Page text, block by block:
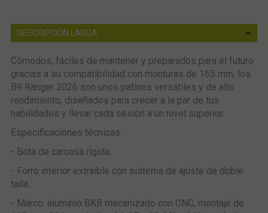
DESCRIPCIÓN LARGA
Cómodos, fáciles de mantener y preparados para el futuro
gracias a su compatibilidad con monturas de 165 mm, los
B9 Ranger 2026 son unos patines versátiles y de alto
rendimiento, diseñados para crecer a la par de tus
habilidades y llevar cada sesión a un nivel superior.
Especificaciones técnicas:
- Bota de carcasa rígida.
- Forro interior extraíble con sistema de ajuste de doble
talla.
- Marco: aluminio BKB mecanizado con CNC, montaje de